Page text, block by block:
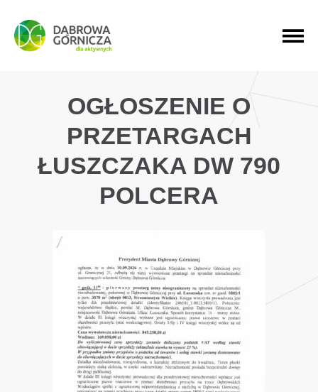
PRZEJDŹ DO MENU GŁÓWNEGO
PRZEJDŹ DO WYSZUKIWARKI
PRZEJDŹ DO TREŚCI
OGŁOSZENIE O
PRZETARGACH
ŁUSZCZAKA DW 790
POLCERA